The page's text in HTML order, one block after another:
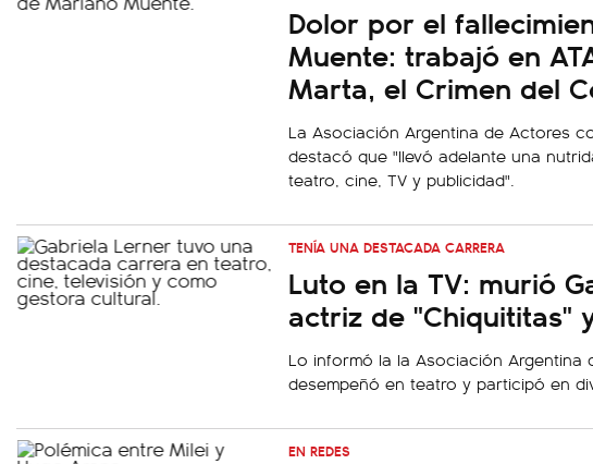
Dolor por el
Muente: trabajó en
Marta, el Crimen del
La Asociación Argentina de Actores
destacó que "llevó adelante una
teatro, cine, TV y publicidad".
TENÍA UNA DESTACADA CARRERA
Luto en la TV: murió
actriz de "Chiquititas"
Lo informó la la Asociación Argentina
desempeñó en teatro y participó en
EN REDES